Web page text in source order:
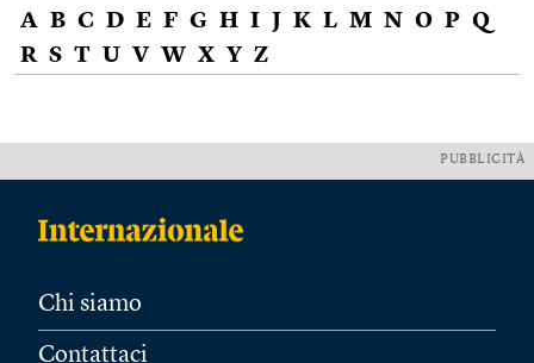
A B C D E F G H I J K L M N O P Q
R S T U V W X Y Z
PUBBLICITÀ
Chi siamo
Contattaci